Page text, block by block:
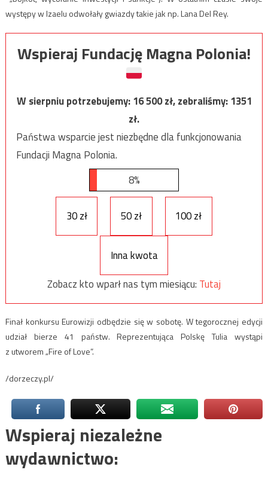
występy w Izaelu odwołały gwiazdy takie jak np. Lana Del Rey.
Wspieraj Fundację Magna Polonia!
W sierpniu potrzebujemy:16 500zł, zebraliśmy:1351
zł.
Państwa wsparcie jest niezbędne dla funkcjonowania
Fundacji Magna Polonia.
8%
30 zł 50 zł 100 zł
Inna kwota
Zobacz kto wparł nas tym miesiącu: Tutaj
Finał konkursu Eurowizji odbędzie się w sobotę. W tegorocznej edycji
udział bierze 41 państw. Reprezentująca Polskę Tulia wystąpi
z utworem „Fire of Love”.
/dorzeczy.pl/
Wspieraj niezależne
wydawnictwo: